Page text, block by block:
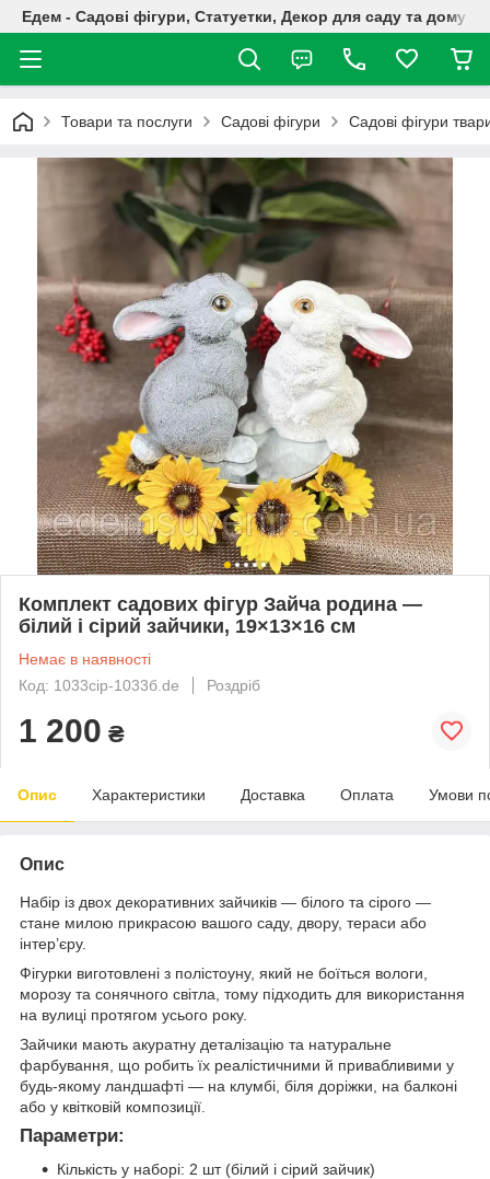
Едем - Садові фігури, Статуетки, Декор для саду та дому
Товари та послуги Садові фігури Садові фігури
Комплект садових фігур Зайча родина —
білий і сірий зайчики, 19×13×16 см
Немає в наявності
Код: 1033сір-1033б.de
Роздріб
1 200 ₴
Опис Характеристики Доставка Оплата Умови
Опис
Набір із двох декоративних зайчиків — білого та сірого —
стане милою прикрасою вашого саду, двору, тераси або
інтер’єру.
Фігурки виготовлені з полістоуну, який не боїться вологи,
морозу та сонячного світла, тому підходить для використання
на вулиці протягом усього року.
Зайчики мають акуратну деталізацію та натуральне
фарбування, що робить їх реалістичними й привабливими у
будь-якому ландшафті — на клумбі, біля доріжки, на балконі
або у квітковій композиції.
Параметри:
Кількість у наборі: 2 шт (білий і сірий зайчик)